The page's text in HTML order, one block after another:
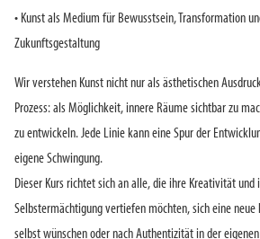
• Kunst als Medium für Bewusstsein, Transformation
Zukunftsgestaltung
Wir verstehen Kunst nicht nur als ästhetischen
Prozess: als Möglichkeit, innere Räume sichtbar zu
zu entwickeln. Jede Linie kann eine Spur der
eigene Schwingung.
Dieser Kurs richtet sich an alle, die ihre Kreativität und
Selbstermächtigung vertiefen möchten, sich eine neue
selbst wünschen oder nach Authentizität in der